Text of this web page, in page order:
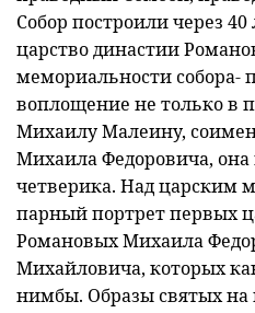
Собор построили через
царство династии
мемориальности собора-
воплощение не только в
Михаилу Малеину,
Михаила Федоровича,
четверика. Над царским
парный портрет первых
Романовых Михаила
Михайловича, которых
нимбы. Образы святых на